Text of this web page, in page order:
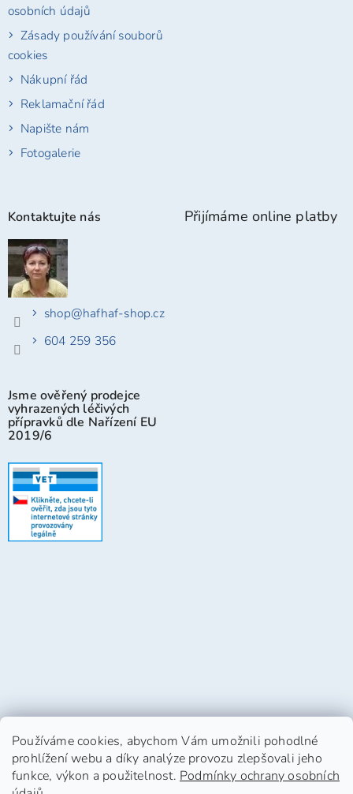
Používáme cookies, abychom Vám umožnili pohodlné
prohlížení webu a díky analýze provozu zlepšovali jeho
funkce, výkon a použitelnost. Podmínky ochrany osobních
osobních údajů
Zásady používání souborů
cookies
Nákupní řád
Reklamační řád
Napište nám
Fotogalerie
Kontaktujte nás
shop@hafhaf-shop.cz
604 259 356
Jsme ověřený prodejce
vyhrazených léčivých
přípravků dle Nařízení EU
2019/6
Přijímáme online platby